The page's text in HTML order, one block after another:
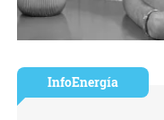
InfoEnergía